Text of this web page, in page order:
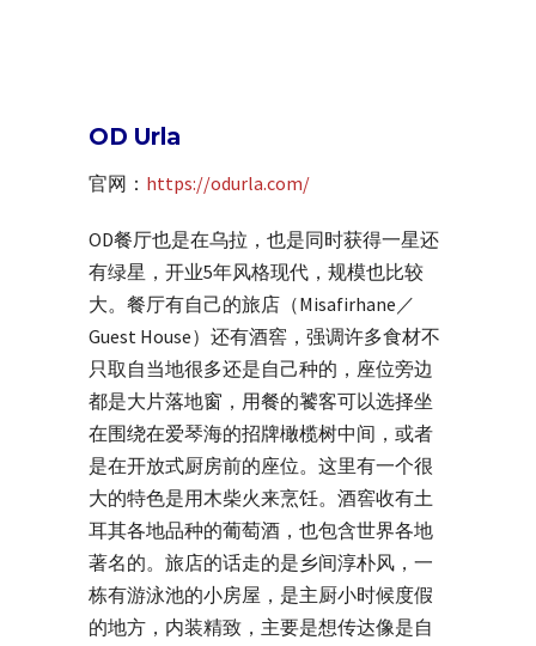
OD Urla
官网： https://odurla.com/
OD餐厅也是在乌拉，也是同时获得一星还
有绿星，开业5年风格现代，规模也比较
大。餐厅有自己的旅店（Misafirhane／
Guest House）还有酒窖，强调许多食材不
只取自当地很多还是自己种的，座位旁边
都是大片落地窗，用餐的饕客可以选择坐
在围绕在爱琴海的招牌橄榄树中间，或者
是在开放式厨房前的座位。这里有一个很
大的特色是用木柴火来烹饪。酒窖收有土
耳其各地品种的葡萄酒，也包含世界各地
著名的。旅店的话走的是乡间淳朴风，一
栋有游泳池的小房屋，是主厨小时候度假
的地方，内装精致，主要是想传达像是自